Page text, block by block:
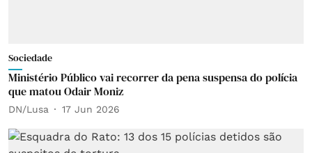
Sociedade
Ministério Público vai recorrer da pena suspensa do polícia
que matou Odair Moniz
DN/Lusa 17 Jun 2026